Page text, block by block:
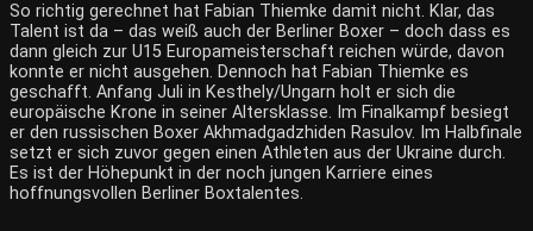
So richtig gerechnet hat Fabian Thiemke damit nicht. Klar, das
Talent ist da – das weiß auch der Berliner Boxer – doch dass es
dann gleich zur U15 Europameisterschaft reichen würde, davon
konnte er nicht ausgehen. Dennoch hat Fabian Thiemke es
geschafft. Anfang Juli in Kesthely/Ungarn holt er sich die
europäische Krone in seiner Altersklasse. Im Finalkampf besiegt
er den russischen Boxer Akhmadgadzhiden Rasulov. Im Halbfinale
setzt er sich zuvor gegen einen Athleten aus der Ukraine durch.
Es ist der Höhepunkt in der noch jungen Karriere eines
hoffnungsvollen Berliner Boxtalentes.